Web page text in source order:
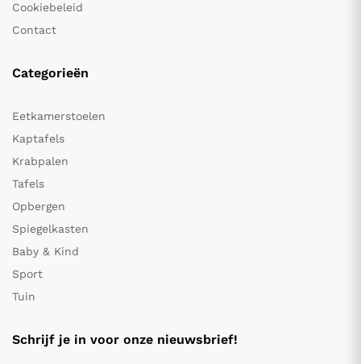
Cookiebeleid
Contact
Categorieën
Eetkamerstoelen
Kaptafels
Krabpalen
Tafels
Opbergen
Spiegelkasten
Baby & Kind
Sport
Tuin
Schrijf je in voor onze nieuwsbrief!